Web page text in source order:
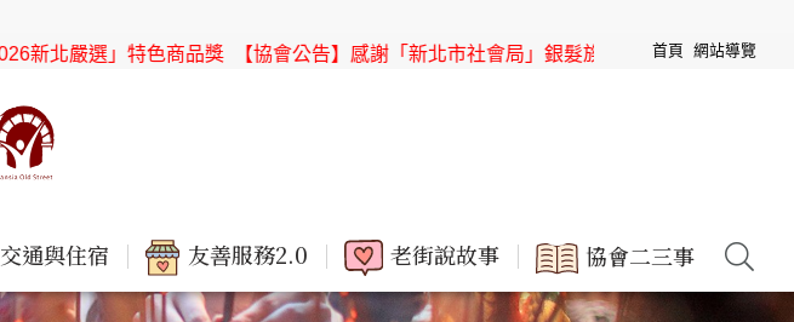
【協會公告】感謝「新北市社會局」銀髮族節目「高年級超進化」來「三峽老街」取景 【協
首頁 網站導覽
交通與住宿 友善服務2.0 老街說故事 協會二三事